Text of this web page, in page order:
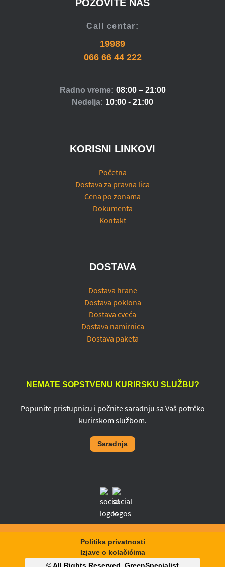
POZOVITE NAS
Call centar:
19989
066 66 44 222
Radno vreme: 08:00 – 21:00
Nedelja: 10:00 - 21:00
KORISNI LINKOVI
Početna
Dostava za pravna lica
Cena po zonama
Dokumenta
Kontakt
DOSTAVA
Dostava hrane
Dostava poklona
Dostava cveća
Dostava namirnica
Dostava paketa
NEMATE SOPSTVENU KURIRSKU SLUŽBU?
Popunite pristupnicu i počnite saradnju sa Vaš potrčko
kurirskom službom.
Saradnja
Politika privatnosti
Izjave o kolačićima